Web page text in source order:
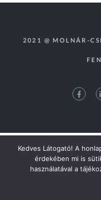
2021 @ MOLNÁR-
Kedves Látogató! A
érdekében mi is
használatával a